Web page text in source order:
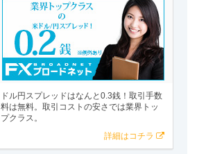
ドル円スプレッドはなんと0.3銭！取引手数
料は無料。取引コストの安さでは業界トッ
プクラス。
詳細はコチラ